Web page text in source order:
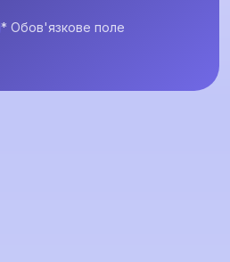
* Обов'язкове поле